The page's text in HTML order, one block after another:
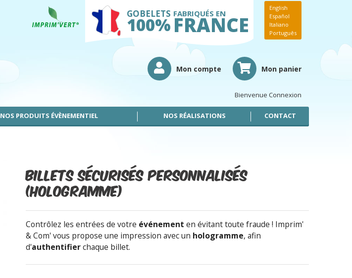
English
Español
Italiano
Português
GOBELETS
100%
FABRIQUÉS EN
FRANCE
Mon compte Mon panier
Bienvenue Connexion
NOS PRODUITS ÉVÈNEMENTIEL NOS RÉALISATIONS CONTACT
Billets sécurisés personnalisés
(hologramme)
Contrôlez les entrées de votre événement en évitant toute fraude ! Imprim'
& Com' vous propose une impression avec un hologramme, afin
d'authentifierchaque billet.